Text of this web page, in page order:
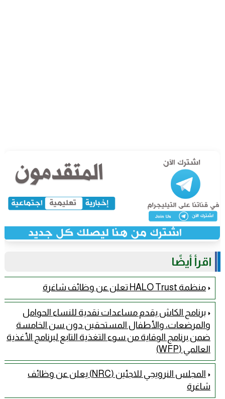
اقرأ أيضًا
منظمة HALO Trust تعلن عن وظائف شاغرة
برنامج الكاش يقدم مساعدات نقدية للنساء الحوامل
والمرضعات، والأطفال المستحقين دون سن الخامسة
ضمن برنامج الوقاية من سوء التغذية التابع لبرنامج الأغذية
العالمي (WFP)
المجلس النرويجي للاجئين (NRC) يعلن عن وظائف
شاغرة